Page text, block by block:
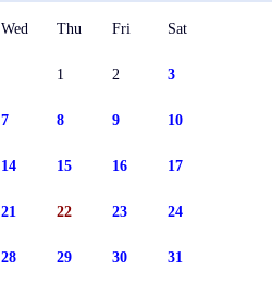
Wed Thu Fri Sat
1 2 3
7 8 9 10
14 15 16 17
21 22 23 24
28 29 30 31